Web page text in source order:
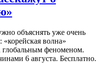
объяснять уже очень
волна»
глобальным феноменом.
6 августа. Бесплатно.